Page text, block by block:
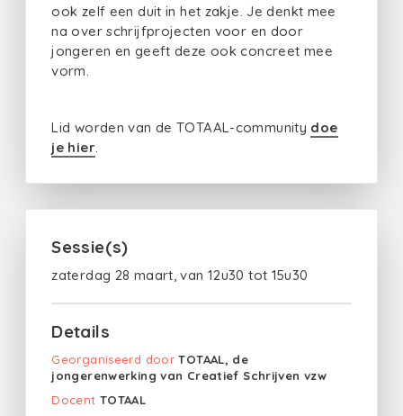
ook zelf een duit in het zakje. Je denkt mee
na over schrijfprojecten voor en door
jongeren en geeft deze ook concreet mee
vorm.
Lid worden van de TOTAAL-community doe
je hier.
Sessie(s)
zaterdag 28 maart, van 12u30 tot 15u30
Details
Georganiseerd door TOTAAL, de
jongerenwerking van Creatief Schrijven vzw
Docent TOTAAL